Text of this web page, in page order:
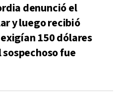
denunció el
y luego recibió
150 dólares
fue